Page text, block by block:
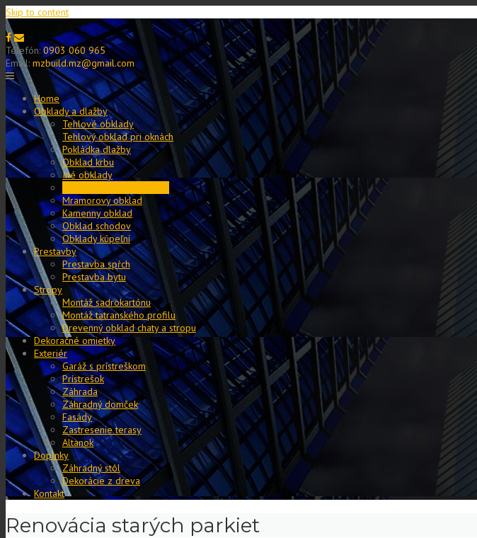
Skip to content
Telefón: 0903 060 965
Email: mzbuild.mz@gmail.com
Home
Obklady a dlažby
Tehlové obklady
Tehlový obklad pri oknách
Pokládka dlažby
Obklad krbu
Iné obklady
Mramorovy obklad
Kamenny obklad
Obklad schodov
Obklady kúpeľní
Prestavby
Prestavba spŕch
Prestavba bytu
Stropy
Montáž sadrokartónu
Montáž tatranského profilu
Drevenný obklad chaty a stropu
Dekoračné omietky
Exteriér
Garáž s prístreškom
Prístrešok
Záhrada
Záhradný domček
Fasády
Zastresenie terasy
Altanok
Doplnky
Záhradný stôl
Dekorácie z dreva
Kontakt
Renovácia starých parkiet